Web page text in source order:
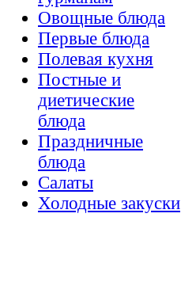
Овощные блюда
Первые блюда
Полевая кухня
Постные и
диетические
блюда
Праздничные
блюда
Салаты
Холодные закуски